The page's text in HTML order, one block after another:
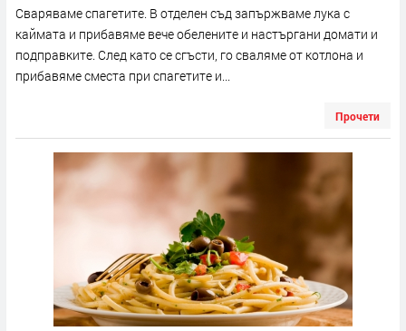
Сваряваме спагетите. В отделен съд запържваме лука с
каймата и прибавяме вече обелените и настъргани домати и
подправките. След като се сгъсти, го сваляме от котлона и
прибавяме сместа при спагетите и...
Прочети